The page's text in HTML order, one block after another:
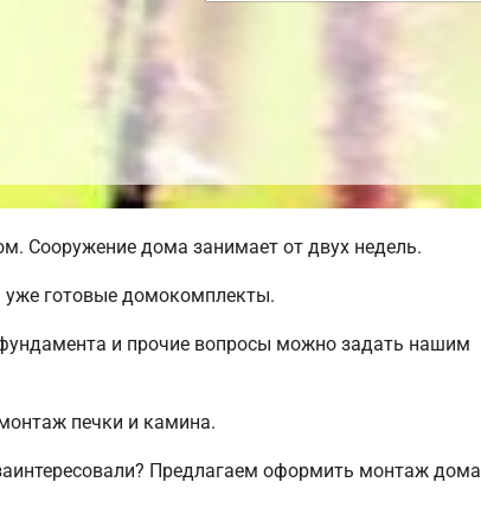
Сооружение дома занимает от двух недель.
готовые домокомплекты.
и прочие вопросы можно задать нашим
печки и камина.
Предлагаем оформить монтаж дома